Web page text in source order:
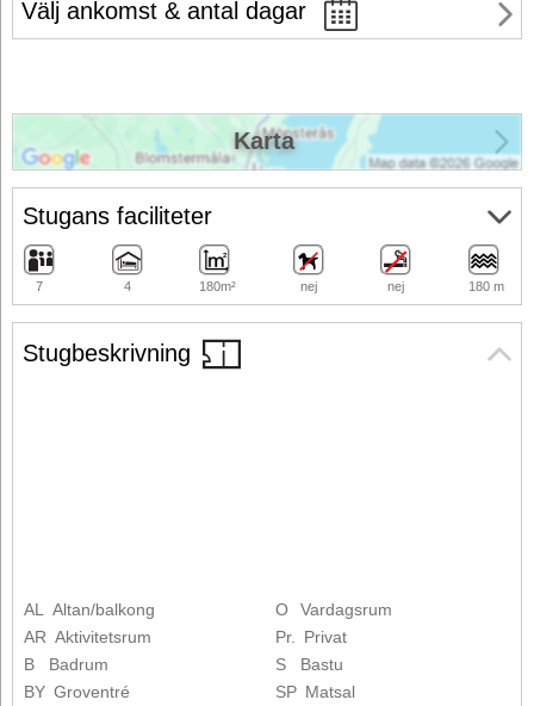
Välj ankomst & antal dagar
Stugbeskrivning
AL Altan/balkong
AR Aktivitetsrum
B
Badrum
BY Groventré
O
Vardagsrum
Pr. Privat
S
Bastu
SP Matsal
Stugans faciliteter
7 4 180m² nej nej 180 m
Karta